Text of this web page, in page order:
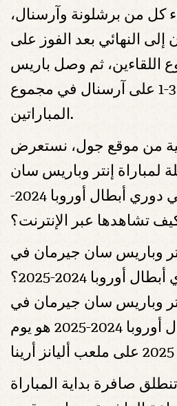
كل من برشلونة وآرسنال،
إلى النهائي بعد الفوز على
7-6 بمجموع اللقاءين، ثم وصل باريس
سان جيرمان بالفوز 3-1 على آرسنال في مجموع
المباراتين.
من موقع جول، نستعرض
لمباراة إنتر وباريس سان
جيرمان في نهائي دوري أبطال أوروبا 2024-
وباريس سان جيرمان في
أوروبا 2024-2025؟
وباريس سان جيرمان في
نهائي دوري أبطال أوروبا 2024-2025 هو يوم
صافرة بداية المباراة